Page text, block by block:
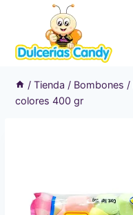
contenido
/ Tienda / Bombones /
colores 400 gr